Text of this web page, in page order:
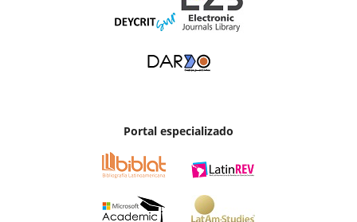
Portal especializado